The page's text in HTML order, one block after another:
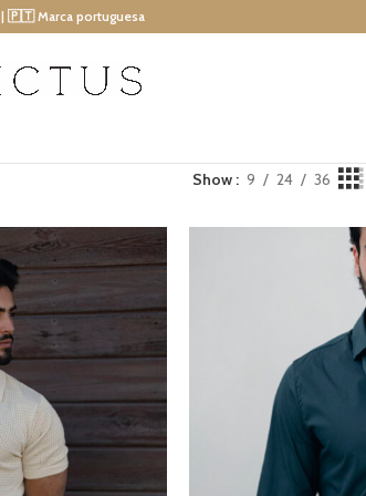
| 🇵🇹 Marca portuguesa
Show 9 24 36